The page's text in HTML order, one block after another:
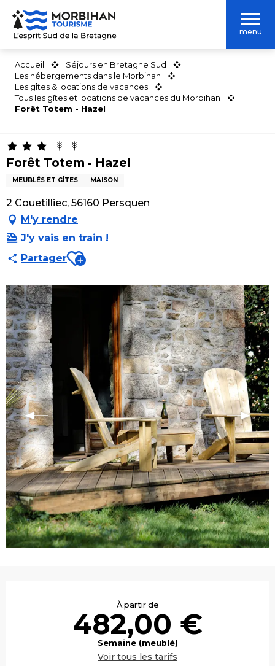
Aller
contenu
menu
Accueil
Séjours en Bretagne Sud
Les hébergements dans le Morbihan
Les gîtes & locations de vacances
Tous les gîtes et locations de vacances du Morbihan
Forêt Totem - Hazel
Forêt Totem - Hazel
MEUBLÉS ET GÎTES MAISON
2 Couetilliec, 56160 Persquen
M'y rendre
J'y vais en train !
PartagerAjouter aux favoris
À partir de
482,00 €
Semaine (meublé)
Voir tous les tarifs